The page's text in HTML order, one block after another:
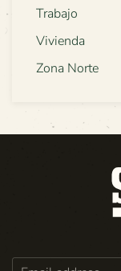
Trabajo
Vivienda
Zona Norte